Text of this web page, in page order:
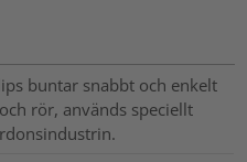
buntar snabbt och enkelt
rör, används speciellt